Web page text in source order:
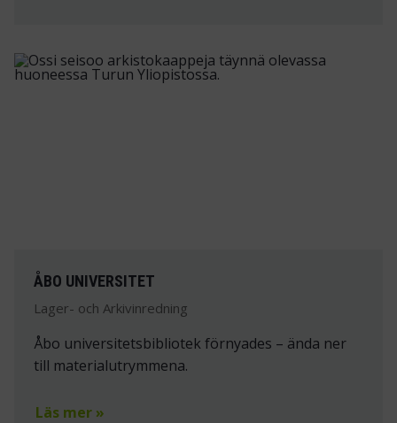
ÅBO UNIVERSITET
Lager- och Arkivinredning
Åbo universitetsbibliotek förnyades – ända ner
till materialutrymmena.
Läs mer »